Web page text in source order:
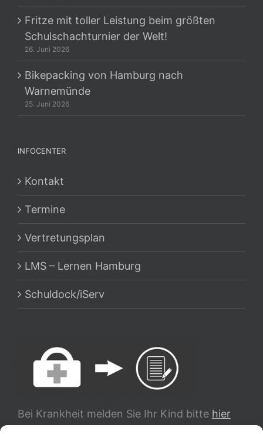
Fritze mit toller Leistung beim größten
Schulschachturnier der Welt!
26. Juni 2026
Bikepacking von Hamburg nach
Warnemünde
25. Juni 2026
INFOCENTER
Kontakt
Termine
Vertretungsplan
LMS – Lernen Hamburg
Schuldock/iServ
Bei Krankheit melden Sie Ihr Kind bitte hier